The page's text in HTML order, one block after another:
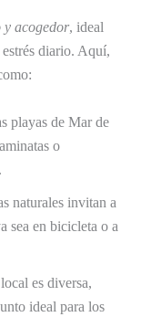
acogedor, ideal
estrés diario. Aquí,
playas de Mar de
o
naturales invitan a
sea en bicicleta o a
es diversa,
ideal para los